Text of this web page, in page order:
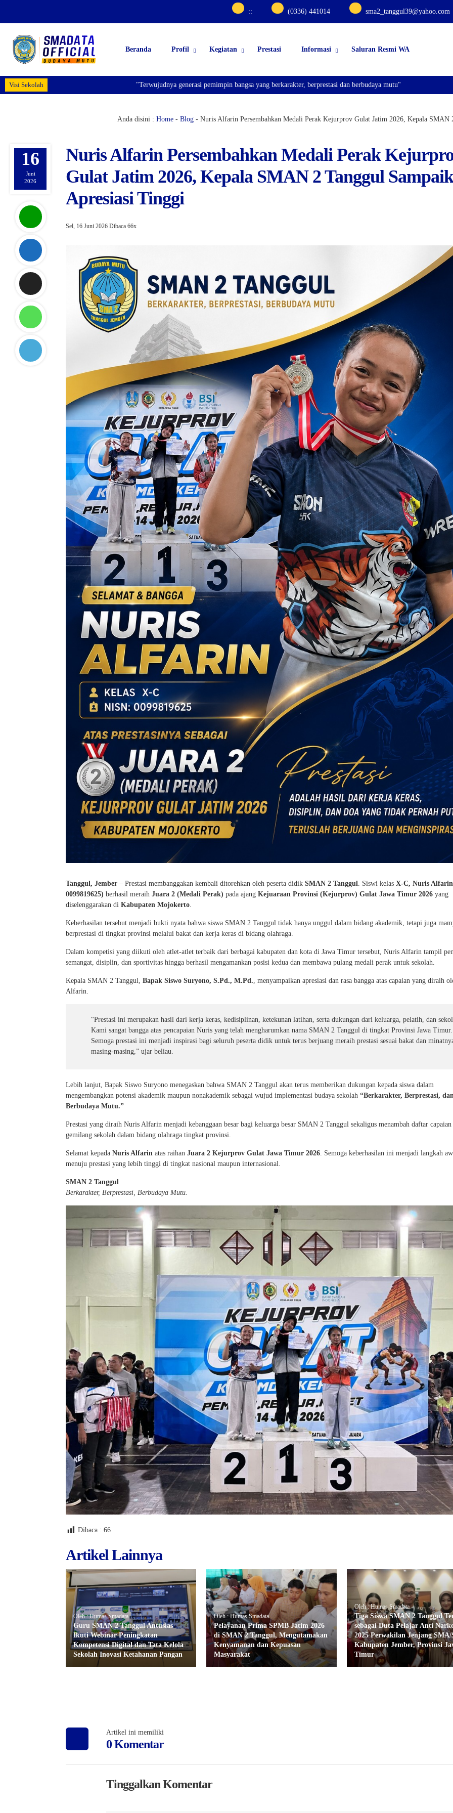
:: (0336) 441014 sma2_tanggul39@yahoo.com
Beranda Profil Kegiatan Prestasi Informasi Saluran Resmi WA
Visi Sekolah "Terwujudnya generasi pemimpin bangsa yang berkarakter, berprestasi dan berbudaya mutu"
Anda disini : Home- Blog- Nuris Alfarin Persembahkan Medali Perak Kejurprov Gulat Jatim 2026, Kepala SMAN
16
Juni
2026
Nuris Alfarin Persembahkan Medali Perak
Gulat Jatim 2026, Kepala SMAN 2 Tanggul
Apresiasi Tinggi
Sel, 16 Juni 2026 Dibaca 66x
Tanggul, Jember – Prestasi membanggakan kembali ditorehkan oleh peserta didik SMAN 2 Tanggul. Siswi kelas X-C, Nuris
0099819625) berhasil meraih Juara 2 (Medali Perak) pada ajang Kejuaraan Provinsi (Kejurprov) Gulat Jawa Timur 2026 yang
diselenggarakan di Kabupaten Mojokerto.
Keberhasilan tersebut menjadi bukti nyata bahwa siswa SMAN 2 Tanggul tidak hanya unggul dalam bidang akademik, tetapi juga
berprestasi di tingkat provinsi melalui bakat dan kerja keras di bidang olahraga.
Dalam kompetisi yang diikuti oleh atlet-atlet terbaik dari berbagai kabupaten dan kota di Jawa Timur tersebut, Nuris Alfarin tampil
semangat, disiplin, dan sportivitas hingga berhasil mengamankan posisi kedua dan membawa pulang medali perak untuk sekolah.
Kepala SMAN 2 Tanggul, Bapak Siswo Suryono, S.Pd., M.Pd., menyampaikan apresiasi dan rasa bangga atas capaian yang diraih
Alfarin.
“Prestasi ini merupakan hasil dari kerja keras, kedisiplinan, ketekunan latihan, serta dukungan dari keluarga, pelatih, dan
Kami sangat bangga atas pencapaian Nuris yang telah mengharumkan nama SMAN 2 Tanggul di tingkat Provinsi Jawa Timur.
Semoga prestasi ini menjadi inspirasi bagi seluruh peserta didik untuk terus berjuang meraih prestasi sesuai bakat dan
masing-masing,” ujar beliau.
Lebih lanjut, Bapak Siswo Suryono menegaskan bahwa SMAN 2 Tanggul akan terus memberikan dukungan kepada siswa dalam
mengembangkan potensi akademik maupun nonakademik sebagai wujud implementasi budaya sekolah “Berkarakter, Berprestasi,
Berbudaya Mutu.”
Prestasi yang diraih Nuris Alfarin menjadi kebanggaan besar bagi keluarga besar SMAN 2 Tanggul sekaligus menambah daftar capaian
gemilang sekolah dalam bidang olahraga tingkat provinsi.
Selamat kepada Nuris Alfarin atas raihan Juara 2 Kejurprov Gulat Jawa Timur 2026. Semoga keberhasilan ini menjadi langkah
menuju prestasi yang lebih tinggi di tingkat nasional maupun internasional.
SMAN 2 Tanggul
Berkarakter, Berprestasi, Berbudaya Mutu.
Dibaca : 66
Artikel Lainnya
Oleh : Humas Smadata
Guru SMAN 2 Tanggul Antusias
Ikuti Webinar Peningkatan
Kompetensi Digital dan Tata Kelola
Sekolah Inovasi Ketahanan Pangan
Oleh : Humas Smadata
Pelayanan Prima SPMB Jatim 2026
di SMAN 2 Tanggul, Mengutamakan
Kenyamanan dan Kepuasan
Masyarakat
Oleh : Humas Smadata
Tiga Siswa SMAN 2 Tanggul
sebagai Duta Pelajar Anti
2025 Perwakilan Jenjang
Kabupaten Jember, Provinsi
Timur
Artikel ini memiliki
0 Komentar
Tinggalkan Komentar